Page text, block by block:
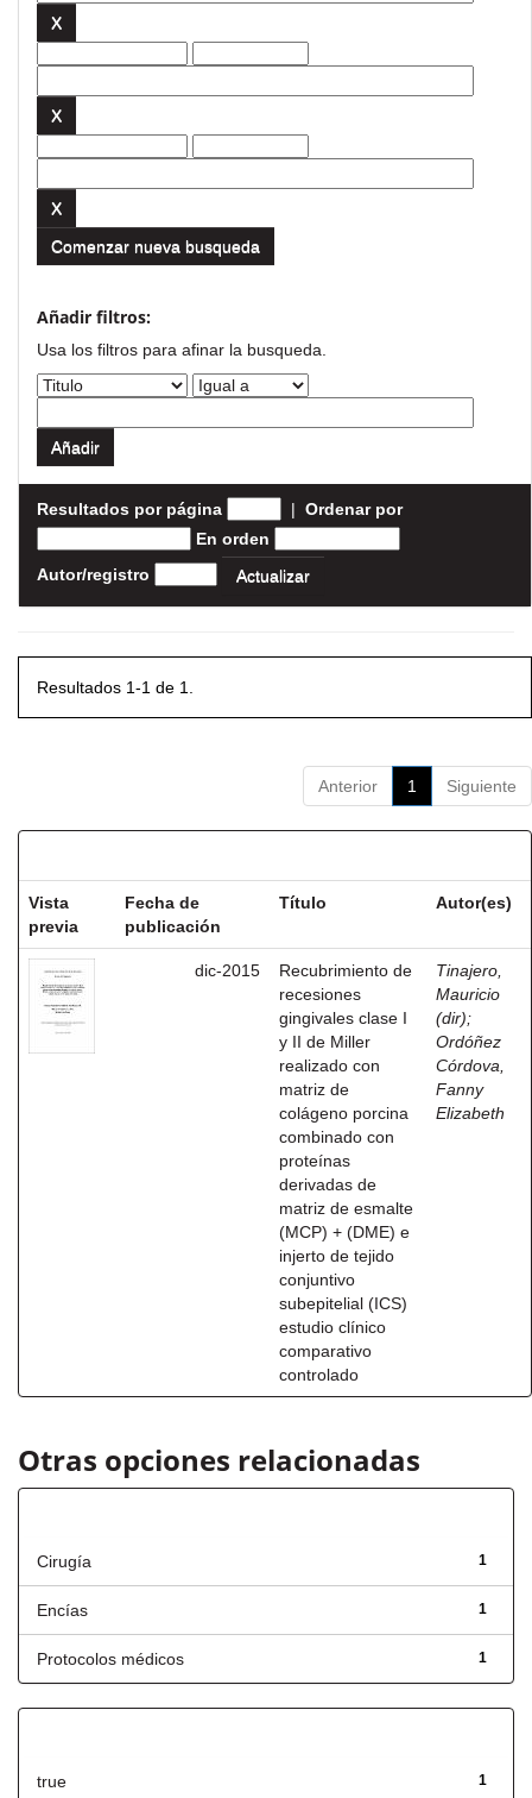
Comenzar nueva busqueda
Añadir filtros:
Usa los filtros para afinar la busqueda.
Resultados por página | Ordenar por
En orden
Autor/registro
Resultados 1-1 de 1.
Anterior 1 Siguiente
Vista
previa
Fecha de
publicación
Título Autor(es)
dic-2015
Recubrimiento de
recesiones
gingivales clase I
y II de Miller
realizado con
matriz de
colágeno porcina
combinado con
proteínas
derivadas de
matriz de esmalte
(MCP) + (DME) e
injerto de tejido
conjuntivo
subepitelial (ICS)
estudio clínico
comparativo
controlado
Tinajero,
Mauricio
(dir);
Ordóñez
Córdova,
Fanny
Elizabeth
Otras opciones relacionadas
1
Cirugía
1
Encías
1
Protocolos médicos
1
true